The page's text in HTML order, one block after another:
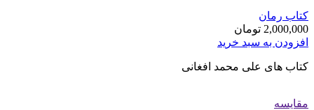
کتاب رمان
2,000,000 تومان
افزودن به سبد خرید
کتاب های علی محمد افغانی
مقایسه